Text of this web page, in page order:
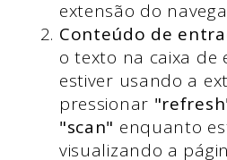
extensão do
Conteúdo de
o texto na caixa de
estiver usando a
pressionar
"scan" enquanto
visualizando a